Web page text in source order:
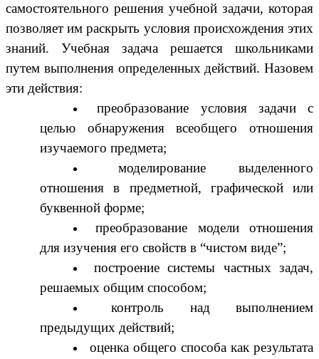
самостоятельного решения учебной задачи, которая
позволяет им раскрыть условия происхождения этих
знаний. Учебная задача решается школьниками
путем выполнения определенных действий. Назовем
эти действия:
преобразование условия задачи с
целью обнаружения всеобщего отношения
изучаемого предмета;
моделирование выделенного
отношения в предметной, графической или
буквенной форме;
преобразование модели отношения
для изучения его свойств в “чистом виде”;
построение системы частных задач,
решаемых общим способом;
контроль над выполнением
предыдущих действий;
оценка общего способа как результата